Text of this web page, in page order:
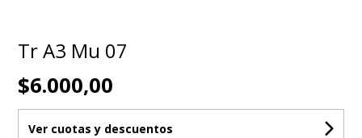
Tr A3 Mu 07
$6.000,00
Ver cuotas y descuentos